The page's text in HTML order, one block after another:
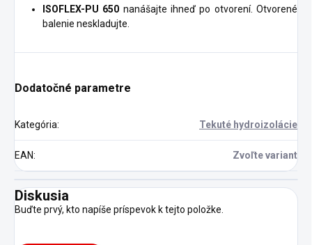
ISOFLEX-PU 650 nanášajte ihneď po otvorení. Otvorené
balenie neskladujte.
Dodatočné parametre
Kategória: Tekuté hydroizolácie
EAN: Zvoľte variant
Diskusia
Buďte prvý, kto napíše príspevok k tejto položke.